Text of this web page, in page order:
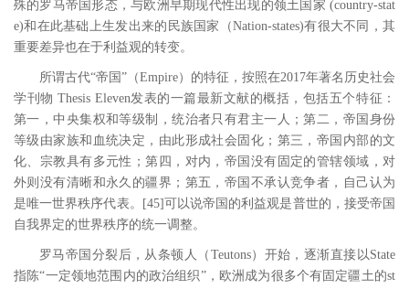
殊的罗马帝国形态，与欧洲早期现代性出现的领土国家 (country-stat
e)和在此基础上生发出来的民族国家（Nation-states)有很大不同，其
重要差异也在于利益观的转变。
所谓古代“帝国”（Empire）的特征，按照在2017年著名历史社会
学刊物Thesis Eleven发表的一篇最新文献的概括，包括五个特征：
第一，中央集权和等级制，统治者只有君主一人；第二，帝国身份
等级由家族和血统决定，由此形成社会固化；第三，帝国内部的文
化、宗教具有多元性；第四，对内，帝国没有固定的管辖领域，对
外则没有清晰和永久的疆界；第五，帝国不承认竞争者，自己认为
是唯一世界秩序代表。
[45]可以说帝国的利益观是普世的，接受帝国
自我界定的世界秩序的统一调整。
罗马帝国分裂后，从条顿人（ Teutons）开始，逐渐直接以State
指陈“一定领地范围内的政治组织”，欧洲成为很多个有固定疆土的st